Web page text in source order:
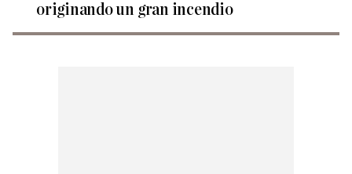
originando un gran incendio